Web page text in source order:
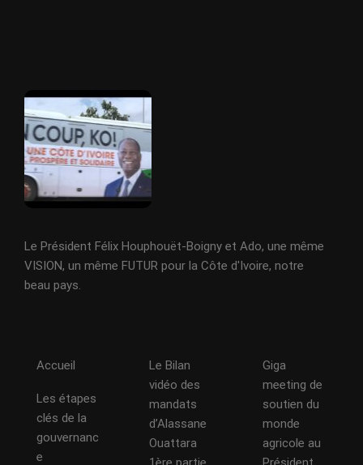
Le Président Félix Houphouët-Boigny et Ado, une même
VISION, un même FUTUR pour la Côte d'Ivoire, notre
beau pays.
Accueil
Les étapes
clés de la
gouvernanc
e
Le Bilan
vidéo des
mandats
d’Alassane
Ouattara
Giga
meeting de
soutien du
monde
agricole au